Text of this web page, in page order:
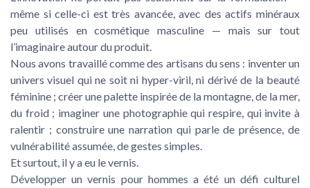
même si celle-ci est très avancée, avec des actifs minéraux
peu utilisés en cosmétique masculine — mais sur tout
l’imaginaire autour du produit.
Nous avons travaillé comme des artisans du sens : inventer un
univers visuel qui ne soit ni hyper-viril, ni dérivé de la beauté
féminine ; créer une palette inspirée de la montagne, de la mer,
du froid ; imaginer une photographie qui respire, qui invite à
ralentir ; construire une narration qui parle de présence, de
vulnérabilité assumée, de gestes simples.
Et surtout, il y a eu le vernis.
Développer un vernis pour hommes a été un défi culturel